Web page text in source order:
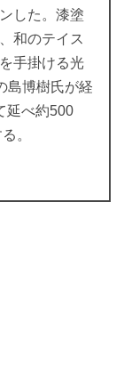
した。漆塗
和のテイス
手掛ける光
島博樹氏が経
延べ約500
。